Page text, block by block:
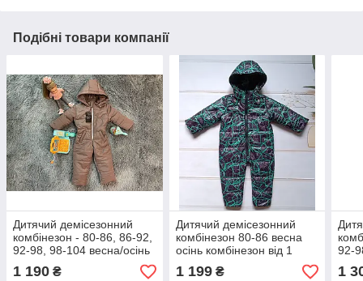
Подібні товари компанії
Дитячий демісезонний
комбінезон - 80-86, 86-92,
92-98, 98-104 весна/осінь
1 190 ₴
Дитячий демісезонний
комбінезон 80-86 весна
осінь комбінезон від 1
1 199₴
92-
1